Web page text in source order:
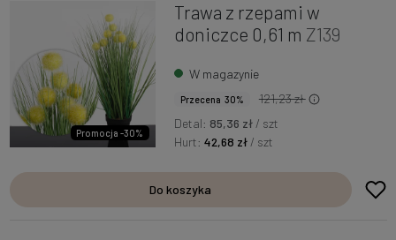
Promocja -30%
Trawa z rzepami w
doniczce 0,61 m Z139
W magazynie
Przecena 30%
121,23 zł
Detal: 85,36 zł / szt
Hurt:42,68 zł / szt
Do koszyka